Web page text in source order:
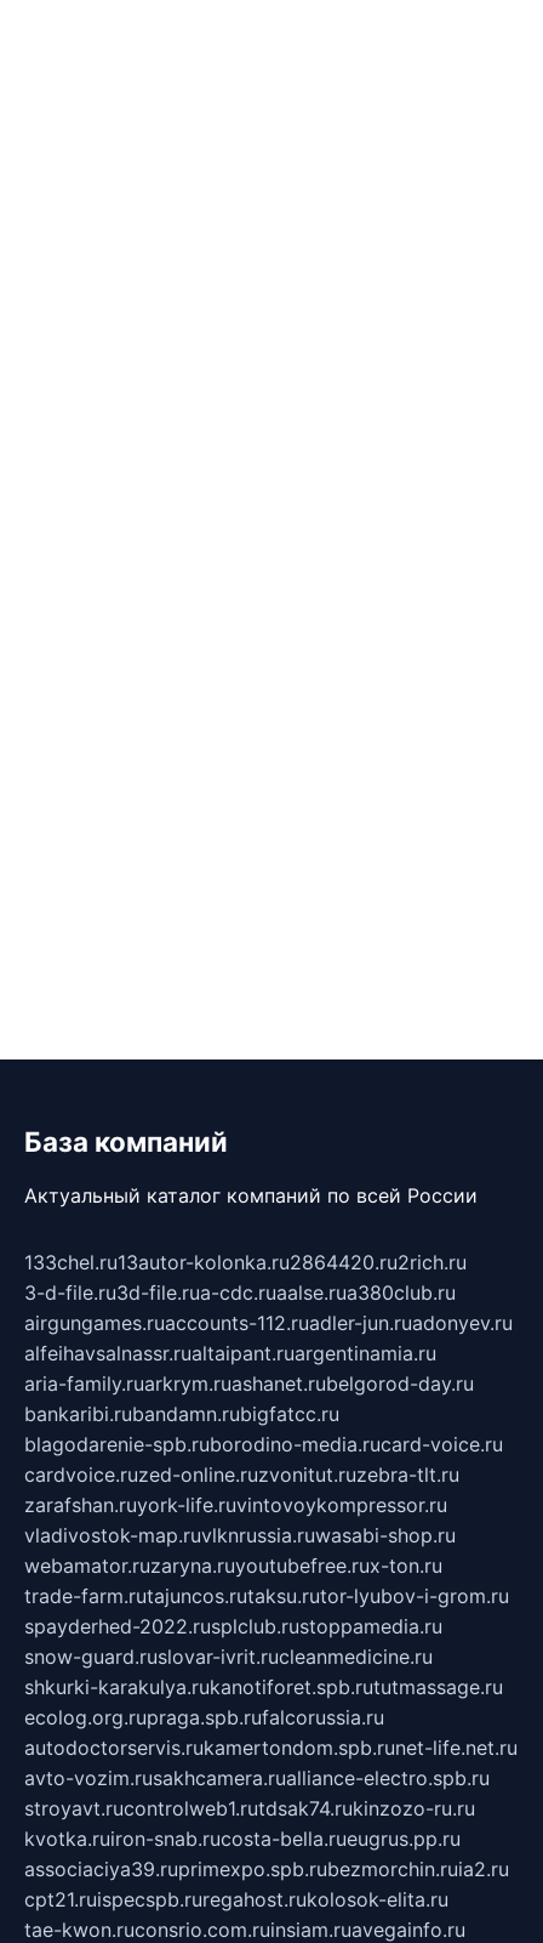
База компаний
Актуальный каталог компаний по всей России
133chel.ru13autor-kolonka.ru2864420.ru2rich.ru
3-d-file.ru3d-file.rua-cdc.ruaalse.rua380club.ru
airgungames.ruaccounts-112.ruadler-jun.ruadonyev.ru
alfeihavsalnassr.rualtaipant.ruargentinamia.ru
aria-family.ruarkrym.ruashanet.rubelgorod-day.ru
bankaribi.rubandamn.rubigfatcc.ru
blagodarenie-spb.ruborodino-media.rucard-voice.ru
cardvoice.ruzed-online.ruzvonitut.ruzebra-tlt.ru
zarafshan.ruyork-life.ruvintovoykompressor.ru
vladivostok-map.ruvlknrussia.ruwasabi-shop.ru
webamator.ruzaryna.ruyoutubefree.rux-ton.ru
trade-farm.rutajuncos.rutaksu.rutor-lyubov-i-grom.ru
spayderhed-2022.rusplclub.rustoppamedia.ru
snow-guard.ruslovar-ivrit.rucleanmedicine.ru
shkurki-karakulya.rukanotiforet.spb.rututmassage.ru
ecolog.org.rupraga.spb.rufalcorussia.ru
autodoctorservis.rukamertondom.spb.runet-life.net.ru
avto-vozim.rusakhcamera.rualliance-electro.spb.ru
stroyavt.rucontrolweb1.rutdsak74.rukinzozo-ru.ru
kvotka.ruiron-snab.rucosta-bella.rueugrus.pp.ru
associaciya39.ruprimexpo.spb.rubezmorchin.ruia2.ru
cpt21.ruispecspb.ruregahost.rukolosok-elita.ru
tae-kwon.ruconsrio.com.ruinsiam.ruavegainfo.ru